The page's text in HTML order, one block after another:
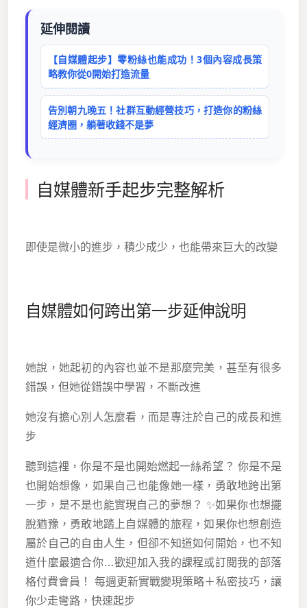
延伸閱讀
【自媒體起步】零粉絲也能成功！3個內容成長策
略教你從0開始打造流量
告別朝九晚五！社群互動經營技巧，打造你的粉絲
經濟圈，躺著收錢不是夢
自媒體新手起步完整解析
即使是微小的進步，積少成少，也能帶來巨大的改變
自媒體如何跨出第一步延伸說明
她說，她起初的內容也並不是那麼完美，甚至有很多
錯誤，但她從錯誤中學習，不斷改進
她沒有擔心別人怎麼看，而是專注於自己的成長和進
步
聽到這裡，你是不是也開始燃起一絲希望？ 你是不是
也開始想像，如果自己也能像她一樣，勇敢地跨出第
一步，是不是也能實現自己的夢想？ ✨如果你也想擺
脫猶豫，勇敢地踏上自媒體的旅程，如果你也想創造
屬於自己的自由人生，但卻不知道如何開始，也不知
道什麼最適合你…歡迎加入我的課程或訂閱我的部落
格付費會員！ 每週更新實戰變現策略＋私密技巧，讓
你少走彎路，快速起步